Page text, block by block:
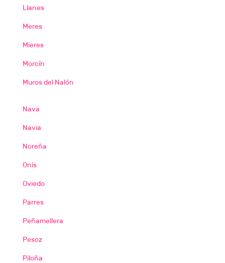
Llanes
Meres
Mieres
Morcín
Muros del Nalón
Nava
Navia
Noreña
Onís
Oviedo
Parres
Peñamellera
Pesoz
Piloña